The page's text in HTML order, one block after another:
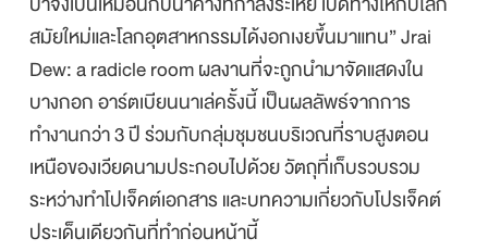
สมัยใหม่และโลกอุตสาหกรรมได้งอกเงยขึ้นมาแทน” Jrai
Dew: a radicle room ผลงานที่จะถูกนำมาจัดแสดงใน
บางกอก อาร์ตเบียนนาเล่ครั้งนี้ เป็นผลลัพธ์จากการ
ทำงานกว่า 3 ปี ร่วมกับกลุ่มชุมชนบริเวณที่ราบสูงตอน
เหนือของเวียดนามประกอบไปด้วย วัตถุที่เก็บรวบรวม
ระหว่างทำโปเจ็คต์เอกสาร และบทความเกี่ยวกับโปรเจ็คต์
ประเด็นเดียวกันที่ทำก่อนหน้านี้